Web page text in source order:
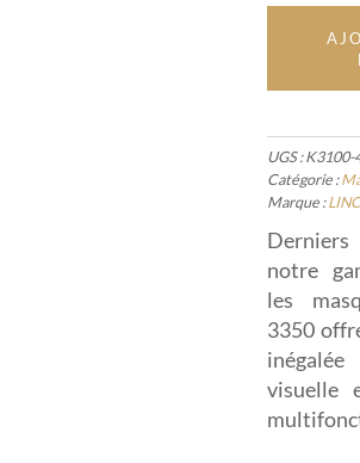
UGS :K3100-
Catégorie :
Marque :
notre
les
3350
visuelle